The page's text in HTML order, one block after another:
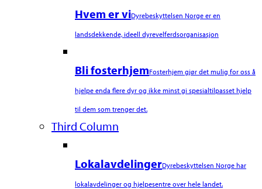
Hvem er viDyrebeskyttelsen Norge er en
landsdekkende, ideell dyrevelferdsorganisasjon
Bli fosterhjemFosterhjem gjør det mulig for oss å
hjelpe enda flere dyr og ikke minst gi spesialtilpasset hjelp
til dem som trenger det.
Third Column
LokalavdelingerDyrebeskyttelsen Norge har
lokalavdelinger og hjelpesentre over hele landet.